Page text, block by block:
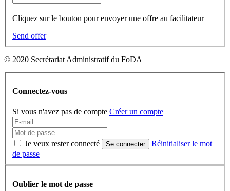
Cliquez sur le bouton pour envoyer une offre au facilitateur
Send offer
© 2020 Secrétariat Administratif du FoDA
Connectez-vous
Si vous n'avez pas de compte Créer un compte
Je veux rester connecté Se connecter
Réinitialiser le mot
de passe
Oublier le mot de passe